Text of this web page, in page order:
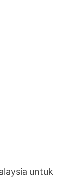
untuk